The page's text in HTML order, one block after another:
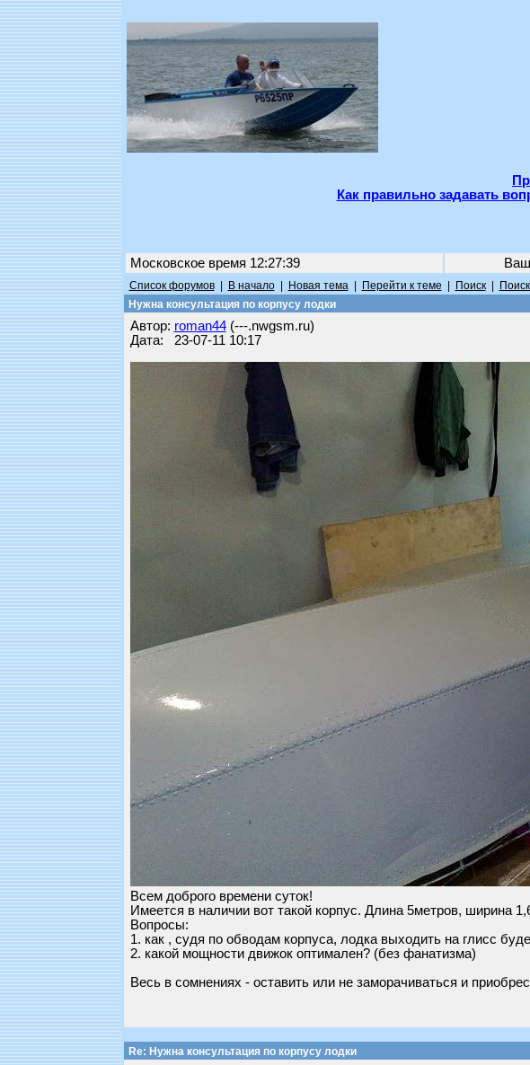
Как правильно задавать
Московское время 12:27:39
Список форумов| В начало| Новая тема| Перейти к теме Поиск|
Нужна консультация по корпусу лодки
Автор: roman44(---.nwgsm.ru)
Дата: 23-07-11 10:17
Всем доброго времени суток!
Имеется в наличии вот такой корпус. Длина 5метров, ширина
Вопросы:
1. как , судя по обводам корпуса, лодка выходить на глисс
2. какой мощности движок оптимален? (без фанатизма)
Весь в сомнениях - оставить или не заморачиваться и
Re: Нужна консультация по корпусу лодки